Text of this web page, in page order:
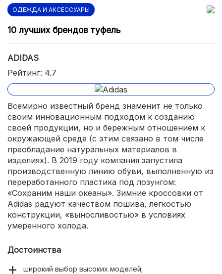
ОДЕЖДА И АКСЕССУАРЫ
10 лучших брендов туфель
ADIDAS
Рейтинг: 4.7
Всемирно известный бренд знаменит не только
своим инновационным подходом к созданию
своей продукции, но и бережным отношением к
окружающей среде (с этим связано в том числе
преобладание натуральных материалов в
изделиях). В 2019 году компания запустила
производственную линию обуви, выполненную из
переработанного пластика под лозунгом:
«Сохраним наши океаны». Зимние кроссовки от
Adidas радуют качеством пошива, легкостью
конструкции, «выносливостью» в условиях
умеренного холода.
Достоинства
широкий выбор высоких моделей;